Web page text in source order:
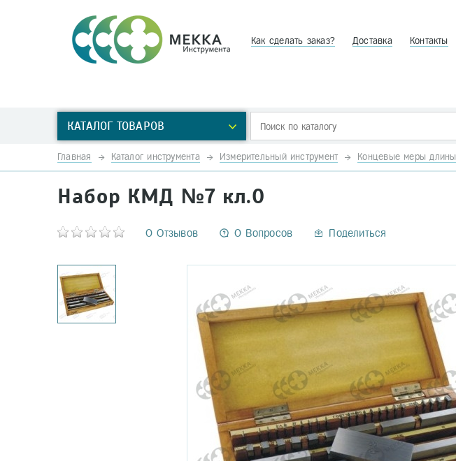
Как сделать заказ? Доставка Контакты
КАТАЛОГ ТОВАРОВ
Главная Каталог инструмента Измерительный инструмент Концевые меры длины
Набор КМД №7 кл.0
0 Отзывов 0 Вопросов Поделиться